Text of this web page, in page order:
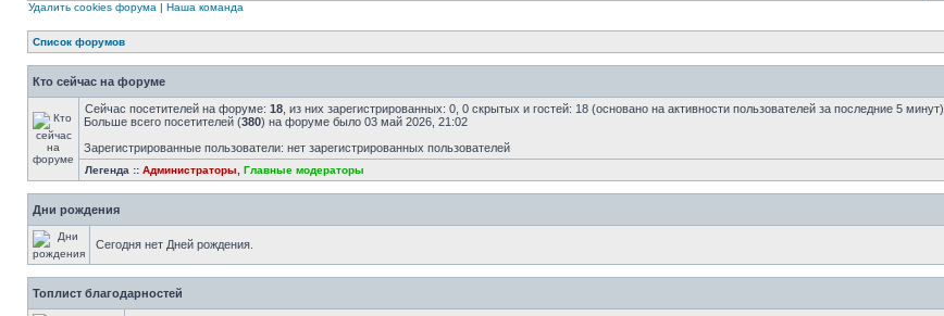
Удалить cookies форума | Наша команда
Список форумов
Кто сейчас на форуме
Сейчас посетителей на форуме: 18 , из них зарегистрированных: 0, 0 скрытых и гостей: 18 (основано на активности пользователей за последние 5 минут)
Больше всего посетителей (380) на форуме было 03 май 2026, 21:02
Зарегистрированные пользователи: нет зарегистрированных пользователей
Легенда :: Администраторы Главные модераторы
Дни рождения
Сегодня нет Дней рождения.
Топлист благодарностей